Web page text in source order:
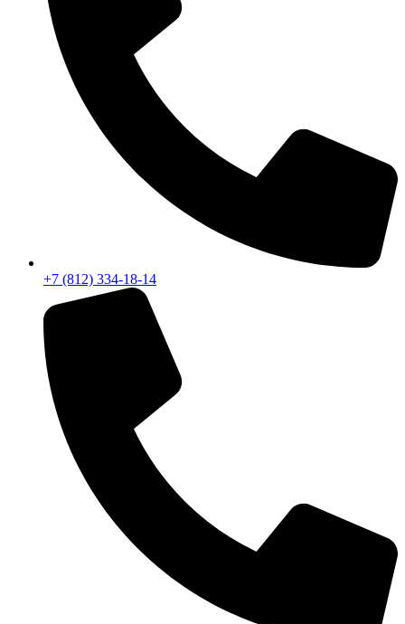
+7 (812) 334-18-14